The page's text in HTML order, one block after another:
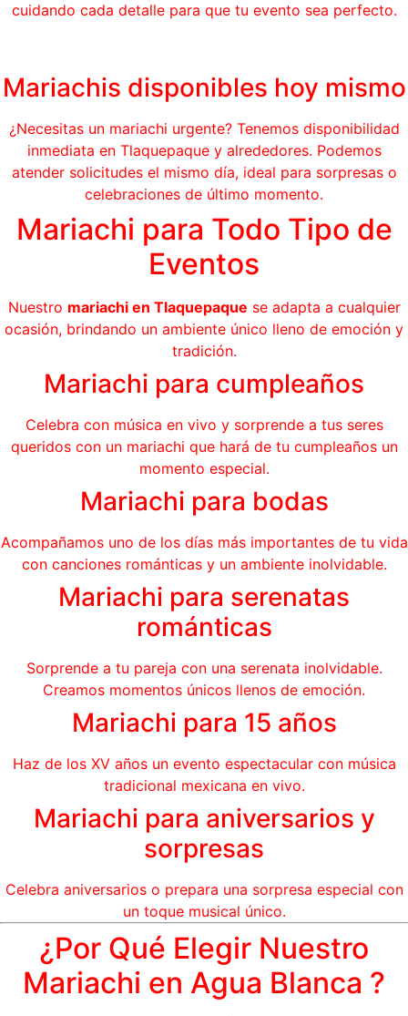
cuidando cada detalle para que tu evento sea perfecto.
Mariachis disponibles hoy mismo
¿Necesitas un mariachi urgente? Tenemos disponibilidad
inmediata en Tlaquepaque y alrededores. Podemos
atender solicitudes el mismo día, ideal para sorpresas o
celebraciones de último momento.
Mariachi para Todo Tipo de
Eventos
Nuestro mariachi en Tlaquepaque se adapta a cualquier
ocasión, brindando un ambiente único lleno de emoción y
tradición.
Mariachi para cumpleaños
Celebra con música en vivo y sorprende a tus seres
queridos con un mariachi que hará de tu cumpleaños un
momento especial.
Mariachi para bodas
Acompañamos uno de los días más importantes de tu vida
con canciones románticas y un ambiente inolvidable.
Mariachi para serenatas
románticas
Sorprende a tu pareja con una serenata inolvidable.
Creamos momentos únicos llenos de emoción.
Mariachi para 15 años
Haz de los XV años un evento espectacular con música
tradicional mexicana en vivo.
Mariachi para aniversarios y
sorpresas
Celebra aniversarios o prepara una sorpresa especial con
un toque musical único.
¿Por Qué Elegir Nuestro
Mariachi en Agua Blanca ?